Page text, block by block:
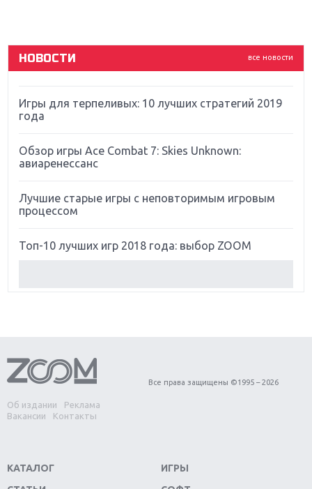
все новости
НОВОСТИ
Far Cry 5: хвалить нельзя ругать
Игры для терпеливых: 10 лучших стратегий 2019
года
Обзор игры Ace Combat 7: Skies Unknown:
авиаренессанс
Лучшие старые игры с неповторимым игровым
процессом
Топ-10 лучших игр 2018 года: выбор ZOOM
Обзор игры Forza Horizon 4: вершина эволюции
Две важных новинки для консолей: Spider-Man и
Divinity Original Sin 2
Switch
Об издании
Реклама
Вакансии
Контакты
Все права защищены ©1995 – 2026
КАТАЛОГ
ИГРЫ